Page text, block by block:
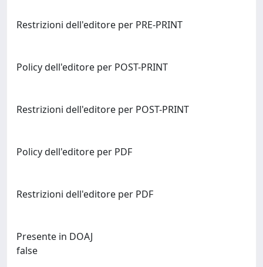
Restrizioni dell'editore per PRE-PRINT
Policy dell'editore per POST-PRINT
Restrizioni dell'editore per POST-PRINT
Policy dell'editore per PDF
Restrizioni dell'editore per PDF
Presente in DOAJ